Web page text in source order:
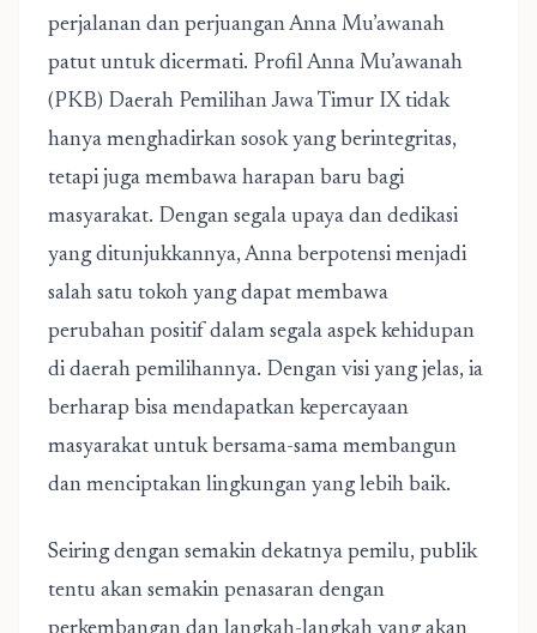
perjalanan dan perjuangan Anna Mu’awanah
patut untuk dicermati. Profil Anna Mu’awanah
(PKB) Daerah Pemilihan Jawa Timur IXtidak
hanya menghadirkan sosok yang berintegritas,
tetapi juga membawa harapan baru bagi
masyarakat. Dengan segala upaya dan dedikasi
yang ditunjukkannya, Anna berpotensi menjadi
salah satu tokoh yang dapat membawa
perubahan positif dalam segala aspek kehidupan
di daerah pemilihannya. Dengan visi yang jelas, ia
berharap bisa mendapatkan kepercayaan
masyarakat untuk bersama-sama membangun
dan menciptakan lingkungan yang lebih baik.
Seiring dengan semakin dekatnya pemilu, publik
tentu akan semakin penasaran dengan